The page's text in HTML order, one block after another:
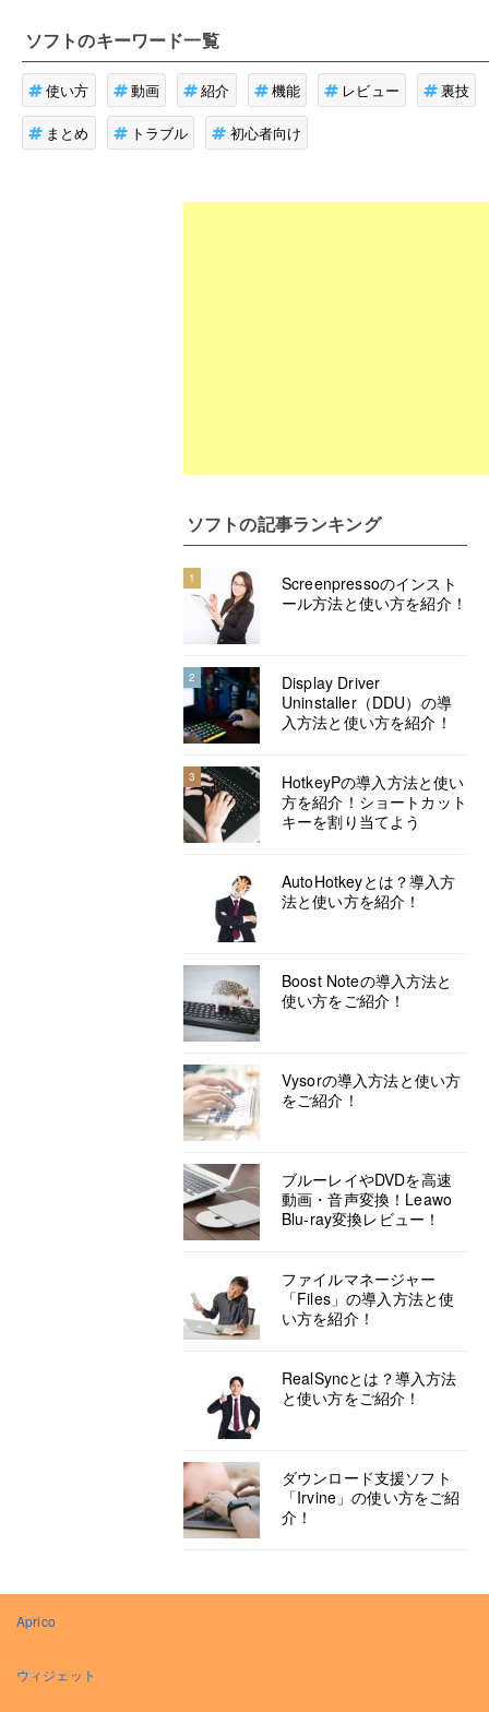
ソフトのキーワード一覧
使い方 動画 紹介 機能 レビュー 裏技
まとめ トラブル 初心者向け
ソフトの記事ランキング
1
Screenpressoのインスト
ール方法と使い方を紹介！
2
Display Driver
Uninstaller（DDU）の導
入方法と使い方を紹介！
3
HotkeyPの導入方法と使い
方を紹介！ショートカット
キーを割り当てよう
AutoHotkeyとは？導入方
法と使い方を紹介！
Boost Noteの導入方法と
使い方をご紹介！
Vysorの導入方法と使い方
をご紹介！
ブルーレイやDVDを高速
動画・音声変換！Leawo
Blu-ray変換レビュー！
ファイルマネージャー
「Files」の導入方法と使
い方を紹介！
RealSyncとは？導入方法
と使い方をご紹介！
ダウンロード支援ソフト
「Irvine」の使い方をご紹
介！
Aprico
ウィジェット